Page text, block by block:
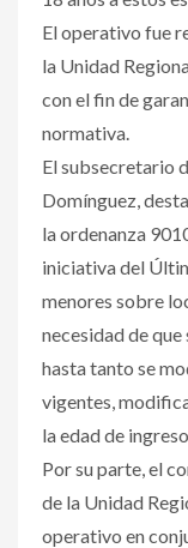
El operativo fue
la Unidad
con el fin de
normativa.
El subsecretario
Domínguez,
la ordenanza
iniciativa del
menores sobre
necesidad de
hasta tanto se
vigentes,
la edad de
Por su parte, el
de la Unidad
operativo en